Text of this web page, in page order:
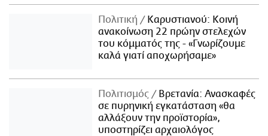
Πολιτική
Καρυστιανού: Κοινή
ανακοίνωση 22 πρώην στελεχών
του κόμματός της - «Γνωρίζουμε
καλά γιατί αποχωρήσαμε»
Πολιτισμός
Βρετανία: Ανασκαφές
σε πυρηνική εγκατάσταση «θα
αλλάξουν την προϊστορία»,
υποστηρίζει αρχαιολόγος